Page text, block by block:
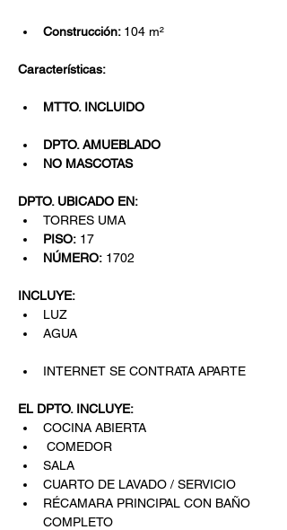
Construcción: 104 m²
Características:
MTTO. INCLUIDO
DPTO. AMUEBLADO
NO MASCOTAS
DPTO. UBICADO EN:
TORRES UMA
PISO: 17
NÚMERO: 1702
INCLUYE:
LUZ
AGUA
INTERNET SE CONTRATA APARTE
EL DPTO. INCLUYE:
COCINA ABIERTA
COMEDOR
SALA
CUARTO DE LAVADO / SERVICIO
RÉCAMARA PRINCIPAL CON BAÑO
COMPLETO